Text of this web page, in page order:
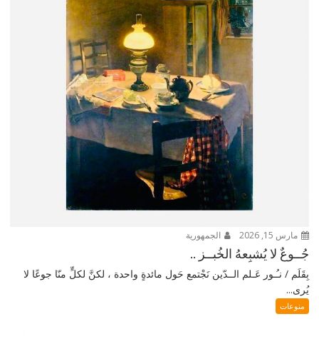
مارس 15, 2026 الجمهورية
جُــوعٌ لا يُشبِعهُ الخُبــز ..
بِقَلَم / نـُـور عَـلم الــدّين نَجْتمع حَول مائدةٍ واحدة ، لكنَّ لكلٍّ منّا جوعًا لا
يُرى...
منوعات